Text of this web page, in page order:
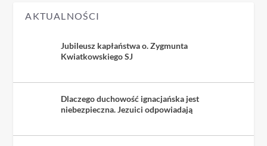
AKTUALNOŚCI
Jubileusz kapłaństwa o. Zygmunta
Kwiatkowskiego SJ
Dlaczego duchowość ignacjańska jest
niebezpieczna. Jezuici odpowiadają